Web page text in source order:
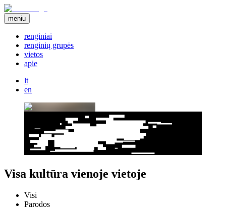
meniu
renginiai
renginių grupės
vietos
apie
lt
en
Visa kultūra vienoje vietoje
Visi
Parodos